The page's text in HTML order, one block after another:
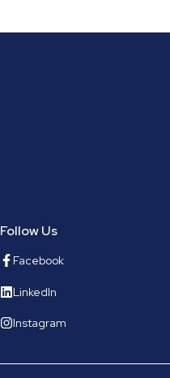
Follow Us
Facebook
LinkedIn
Instagram